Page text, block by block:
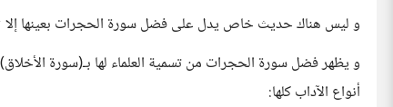
و ليس هناك حديث خاص يدل على فضل سورة الحجرات بعينها إلا
و يظهر فضل سورة الحجرات من تسمية العلماء لها بـ(سورة
أنواع الآداب كلها: